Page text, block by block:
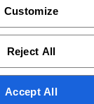
é Lembrado.
sua marca,
Customize
Reject All
Accept All